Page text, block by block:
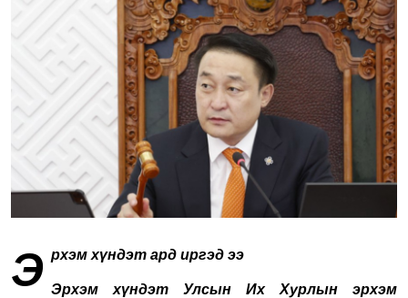
Э рхэм хүндэт ард иргэд ээ
Эрхэм хүндэт Улсын Их Хурлын эрхэм